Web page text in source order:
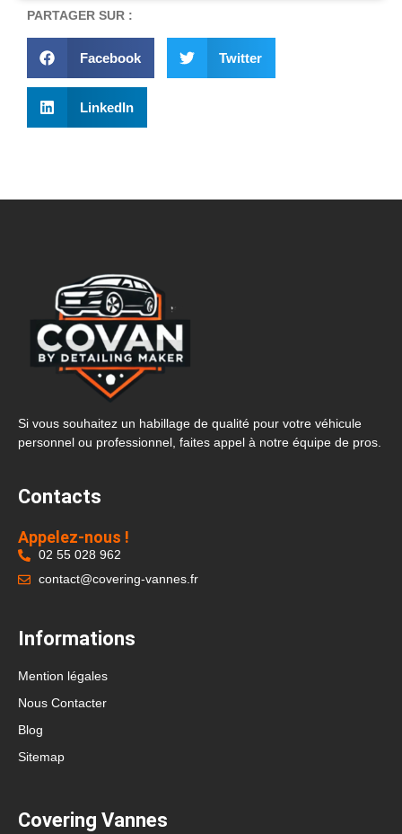
PARTAGER SUR :
Facebook Twitter
LinkedIn
Si vous souhaitez un habillage de qualité pour votre véhicule
personnel ou professionnel, faites appel à notre équipe de pros.
Contacts
Appelez-nous !
02 55 028 962
contact@covering-vannes.fr
Informations
Mention légales
Nous Contacter
Blog
Sitemap
Covering Vannes